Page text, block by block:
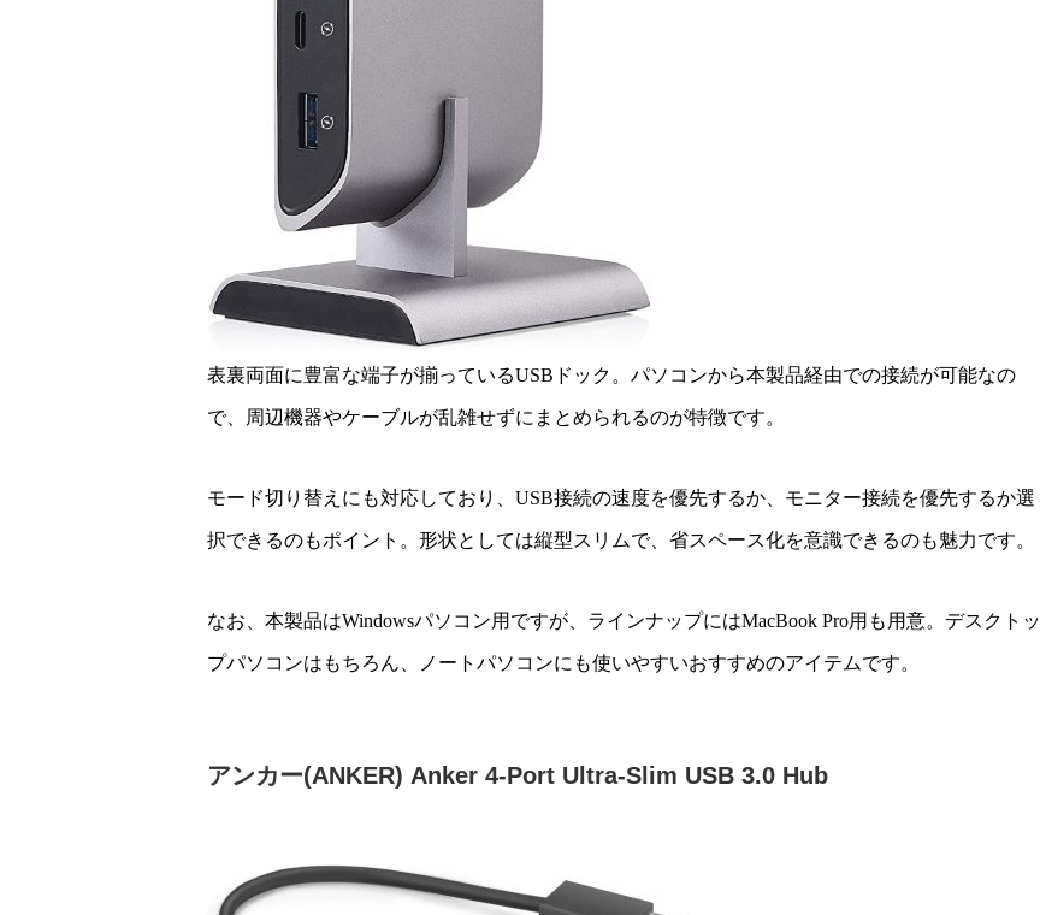
表裏両面に豊富な端子が揃っているUSBドック。パソコンから本製品経由での接続が可能なの
で、周辺機器やケーブルが乱雑せずにまとめられるのが特徴です。
モード切り替えにも対応しており、USB接続の速度を優先するか、モニター接続を優先するか選
択できるのもポイント。形状としては縦型スリムで、省スペース化を意識できるのも魅力です。
なお、本製品はWindowsパソコン用ですが、ラインナップにはMacBook Pro用も用意。デスクトッ
プパソコンはもちろん、ノートパソコンにも使いやすいおすすめのアイテムです。
アンカー(ANKER) Anker 4-Port Ultra-Slim USB 3.0 Hub